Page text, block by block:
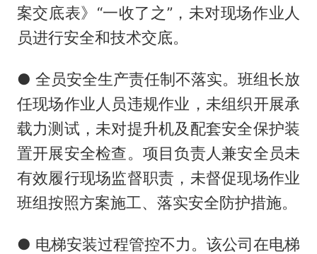
案交底表》“一收了之”，未对现场作业人
员进行安全和技术交底。
● 全员安全生产责任制不落实。班组长放
任现场作业人员违规作业，未组织开展承
载力测试，未对提升机及配套安全保护装
置开展安全检查。项目负责人兼安全员未
有效履行现场监督职责，未督促现场作业
班组按照方案施工、落实安全防护措施。
● 电梯安装过程管控不力。该公司在电梯